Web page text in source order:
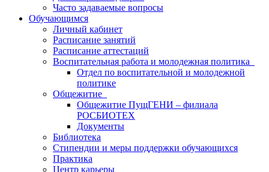
Часто задаваемые вопросы
Обучающимся
Личный кабинет
Расписание занятий
Расписание аттестаций
Воспитательная работа и молодежная политика
Отдел по воспитательной и молодежной
политике
Общежитие
Общежитие ПущГЕНИ – филиала
РОСБИОТЕХ
Документы
Библиотека
Стипендии и меры поддержки обучающихся
Практика
Центр карьеры